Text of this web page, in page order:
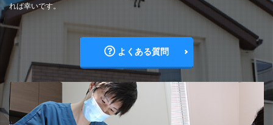
れば幸いです。
よくある質問